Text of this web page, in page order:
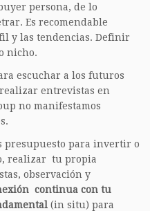
persona, de lo
Es recomendable
y las tendencias. Definir
nicho.
escuchar a los futuros
entrevistas en
no manifestamos
presupuesto para invertir o
realizar tu propia
observación y
continua con tu
(in situ) para